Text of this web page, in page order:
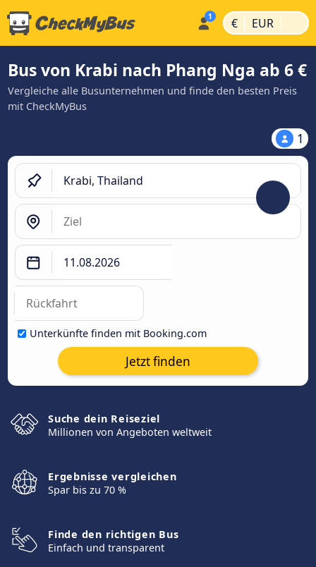
€ | EUR |
Bus von Krabi nach Phang Nga ab 6 €
Vergleiche alle Busunternehmen und finde den besten Preis
mit CheckMyBus
1
Unterkünfte finden mit Booking.com
Jetzt finden
Suche dein Reiseziel
Millionen von Angeboten weltweit
Ergebnisse vergleichen
Spar bis zu 70 %
Finde den richtigen Bus
Einfach und transparent